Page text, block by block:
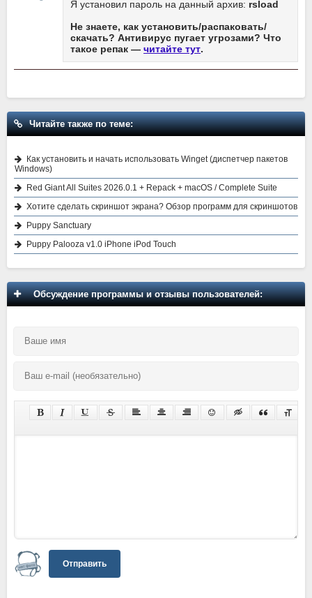
Я установил пароль на данный архив: rsload
Не знаете, как установить/распаковать/
скачать? Антивирус пугает угрозами? Что
такое репак — читайте тут.
Читайте также по теме:
Как установить и начать использовать Winget (диспетчер пакетов
Windows)
Red Giant All Suites 2026.0.1 + Repack + macOS / Complete Suite
Хотите сделать скриншот экрана? Обзор программ для скриншотов
Puppy Sanctuary
Puppy Palooza v1.0 iPhone iPod Touch
Обсуждение программы и отзывы пользователей:
Отправить